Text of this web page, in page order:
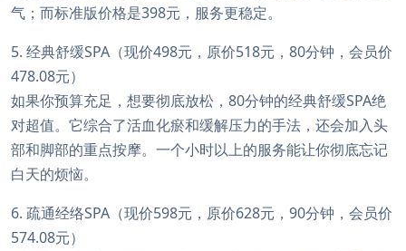
气；而标准版价格是398元，服务更稳定。
5. 经典舒缓SPA（现价498元，原价518元，80分钟，会员价
478.08元）
如果你预算充足，想要彻底放松，80分钟的经典舒缓SPA绝
对超值。它综合了活血化瘀和缓解压力的手法，还会加入头
部和脚部的重点按摩。一个小时以上的服务能让你彻底忘记
白天的烦恼。
6. 疏通经络SPA（现价598元，原价628元，90分钟，会员价
574.08元）